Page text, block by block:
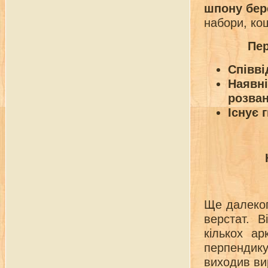
шпону
набори,
Існує
Ще
верстат.
кількох
виходив